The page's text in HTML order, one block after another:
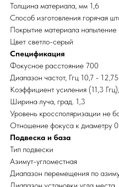
Толщина материала, мм 1,6
Способ изготовления горячая
Покрытие материала напыление
Цвет светло-серый
Спецификация
Фокусное расстояние 700
Диапазон частот, Ггц 10,7 - 12,75
Коэффициент усиления (11,3
Ширина луча, град. 1,3
Уровень кроссполяризации не
Отношение фокуса к диаметру
Подвеска и база
Тип подвески
Азимут-угломестная
Диапазон перемещения по
Диапазон установки угла места,